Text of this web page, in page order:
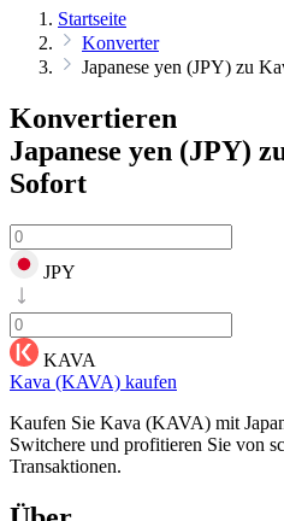
Startseite
Konverter
Japanese yen (JPY) zu
Konvertieren
Japanese yen (JPY)
Sofort
JPY
KAVA
Kava (KAVA) kaufen
Kaufen Sie Kava (KAVA) mit
Switchere und profitieren Sie von
Transaktionen.